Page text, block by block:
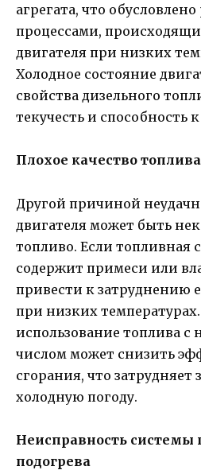
агрегата, что
процессами,
двигателя при низких
Холодное состояние
свойства дизельного
текучесть и способность
Плохое качество топлива
Другой причиной
двигателя может быть
топливо. Если топливная
содержит примеси или
привести к затруднению
при низких
использование топлива
числом может снизить
сгорания, что затрудняет
холодную погоду.
Неисправность системы
подогрева